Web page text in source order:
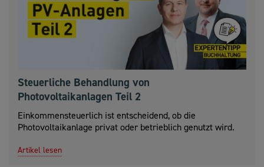
Steuerliche Behandlung von
Photovoltaikanlagen Teil 2
Einkommensteuerlich ist entscheidend, ob die
Photovoltaikanlage privat oder betrieblich genutzt wird.
Artikel lesen